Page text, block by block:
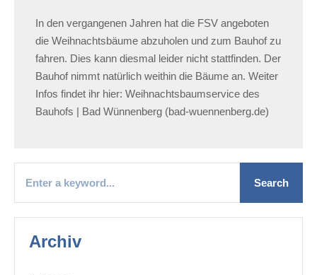
In den vergangenen Jahren hat die FSV angeboten
die Weihnachtsbäume abzuholen und zum Bauhof zu
fahren. Dies kann diesmal leider nicht stattfinden. Der
Bauhof nimmt natürlich weithin die Bäume an. Weiter
Infos findet ihr hier: Weihnachtsbaumservice des
Bauhofs | Bad Wünnenberg (bad-wuennenberg.de)
Archiv